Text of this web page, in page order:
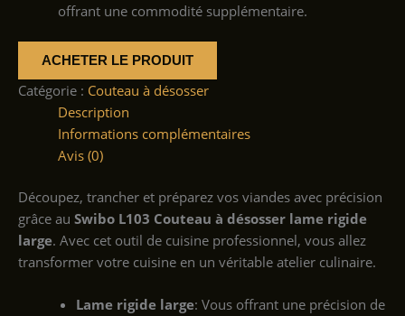
offrant une commodité supplémentaire.
ACHETER LE PRODUIT
Catégorie : Couteau à désosser
Description
Informations complémentaires
Avis (0)
Découpez, trancher et préparez vos viandes avec précision
grâce au Swibo L103 Couteau à désosser lame rigide
large. Avec cet outil de cuisine professionnel, vous allez
transformer votre cuisine en un véritable atelier culinaire.
Lame rigide large: Vous offrant une précision de